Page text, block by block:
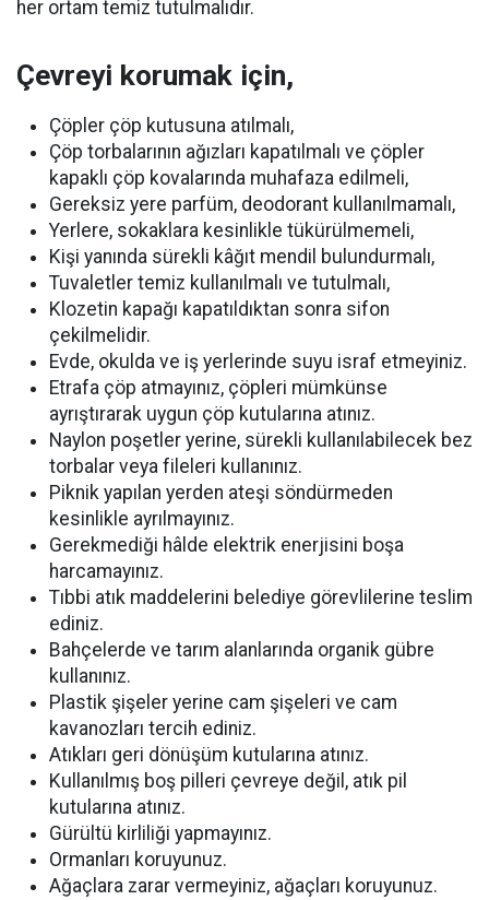
her ortam temiz tutulmalıdır.
Çevreyi korumak için,
Çöpler çöp kutusuna atılmalı,
Çöp torbalarının ağızları kapatılmalı ve çöpler
kapaklı çöp kovalarında muhafaza edilmeli,
Gereksiz yere parfüm, deodorant kullanılmamalı,
Yerlere, sokaklara kesinlikle tükürülmemeli,
Kişi yanında sürekli kâğıt mendil bulundurmalı,
Tuvaletler temiz kullanılmalı ve tutulmalı,
Klozetin kapağı kapatıldıktan sonra sifon
çekilmelidir.
Evde, okulda ve iş yerlerinde suyu israf etmeyiniz.
Etrafa çöp atmayınız, çöpleri mümkünse
ayrıştırarak uygun çöp kutularına atınız.
Naylon poşetler yerine, sürekli kullanılabilecek bez
torbalar veya fileleri kullanınız.
Piknik yapılan yerden ateşi söndürmeden
kesinlikle ayrılmayınız.
Gerekmediği hâlde elektrik enerjisini boşa
harcamayınız.
Tıbbi atık maddelerini belediye görevlilerine teslim
ediniz.
Bahçelerde ve tarım alanlarında organik gübre
kullanınız.
Plastik şişeler yerine cam şişeleri ve cam
kavanozları tercih ediniz.
Atıkları geri dönüşüm kutularına atınız.
Kullanılmış boş pilleri çevreye değil, atık pil
kutularına atınız.
Gürültü kirliliği yapmayınız.
Ormanları koruyunuz.
Ağaçlara zarar vermeyiniz, ağaçları koruyunuz.